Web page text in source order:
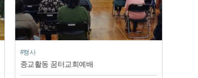
#행사
종교활동 꿈터교회예배